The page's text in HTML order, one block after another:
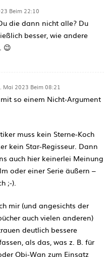
Beim 22:10
die dann nicht alle? Du
besser, wie andere
😉
Mai 2023 Beim 08:21
so einem Nicht-Argument
muss kein Sterne-Koch
kein Star-Regisseur. Dann
auch hier keinerlei Meinung
oder einer Serie äußern –
;-).
mir (und angesichts der
auch vielen anderen)
deutlich bessere
als das, was z. B. für
Obi-Wan zum Einsatz